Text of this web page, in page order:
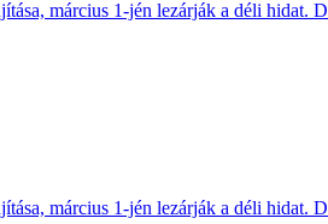
március 1-jén lezárják a déli hidat.
március 1-jén lezárják a déli hidat.